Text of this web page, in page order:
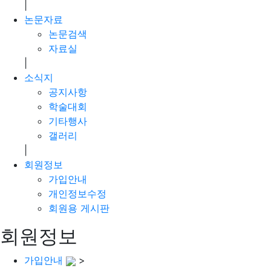
논문자료
논문검색
자료실
소식지
공지사항
학술대회
기타행사
갤러리
회원정보
가입안내
개인정보수정
회원용 게시판
회원정보
가입안내
>